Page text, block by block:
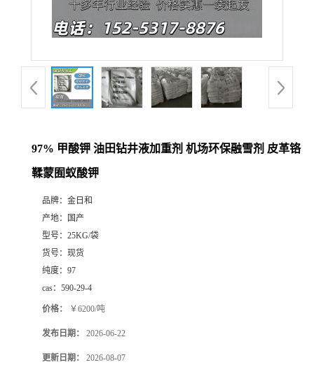
97% 甲酸钾 油田钻井液加重剂 机场环保融雪剂 皮革铬
鞣蒙囿蚁酸钾
品牌： 金日和
产地：
国产
型号： 25KG/袋
货号： 现货
纯度： 97
cas： 590-29-4
价格： ￥6200/吨
发布日期： 2026-06-22
更新日期： 2026-08-07